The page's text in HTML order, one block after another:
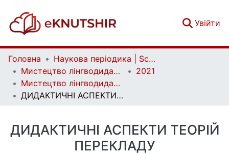
Увійти
Головна
Наукова періодика | Scientific periodicals
Мистецтво лінгводидактики | Ars Linguodidacticae
2021
Мистецтво лінгводидактики. Випуск 6
ДИДАКТИЧНІ АСПЕКТИ ТЕОРІЙ ПЕРЕКЛАДУ
ДИДАКТИЧНІ АСПЕКТИ ТЕОРІЙ
ПЕРЕКЛАДУ